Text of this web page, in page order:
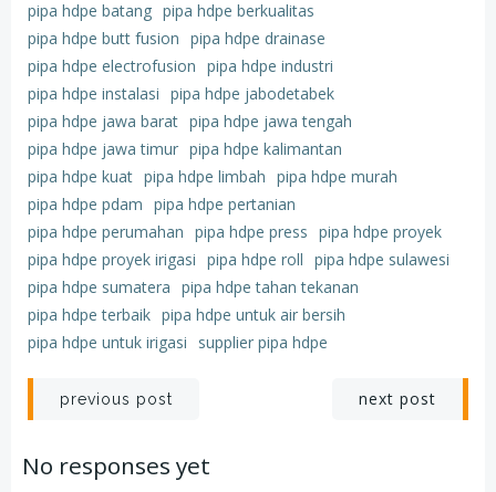
pipa hdpe batang pipa hdpe berkualitas
pipa hdpe butt fusion pipa hdpe drainase
pipa hdpe electrofusion pipa hdpe industri
pipa hdpe instalasi pipa hdpe jabodetabek
pipa hdpe jawa barat pipa hdpe jawa tengah
pipa hdpe jawa timur pipa hdpe kalimantan
pipa hdpe kuat pipa hdpe limbah pipa hdpe murah
pipa hdpe pdam pipa hdpe pertanian
pipa hdpe perumahan pipa hdpe press pipa hdpe proyek
pipa hdpe proyek irigasi pipa hdpe roll pipa hdpe sulawesi
pipa hdpe sumatera pipa hdpe tahan tekanan
pipa hdpe terbaik pipa hdpe untuk air bersih
pipa hdpe untuk irigasi
supplier pipa hdpe
Post
navigation
previous post next post
No responses yet